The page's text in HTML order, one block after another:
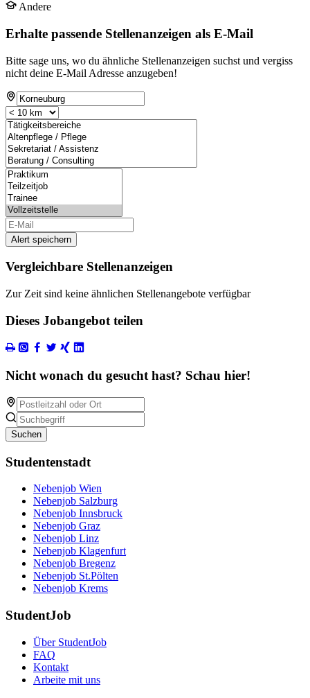
Andere
Erhalte passende Stellenanzeigen als E-Mail
Bitte sage uns, wo du ähnliche Stellenanzeigen suchst und vergiss
nicht deine E-Mail Adresse anzugeben!
Alert speichern
Vergleichbare Stellenanzeigen
Zur Zeit sind keine ähnlichen Stellenangebote verfügbar
Dieses Jobangebot teilen
Nicht wonach du gesucht hast? Schau hier!
Suchen
Studentenstadt
Nebenjob Wien
Nebenjob Salzburg
Nebenjob Innsbruck
Nebenjob Graz
Nebenjob Linz
Nebenjob Klagenfurt
Nebenjob Bregenz
Nebenjob St.Pölten
Nebenjob Krems
StudentJob
Über StudentJob
FAQ
Kontakt
Arbeite mit uns